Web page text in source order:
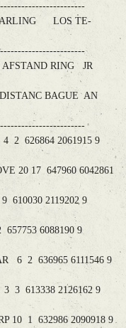
LOS TE-
RING JR
BAGUE AN
626864 2061915 9
20 17 647960 6042861
2119202 9
6088190 9
6 2 636965 6111546 9
3 613338 2126162 9
10 1 632986 2090918 9